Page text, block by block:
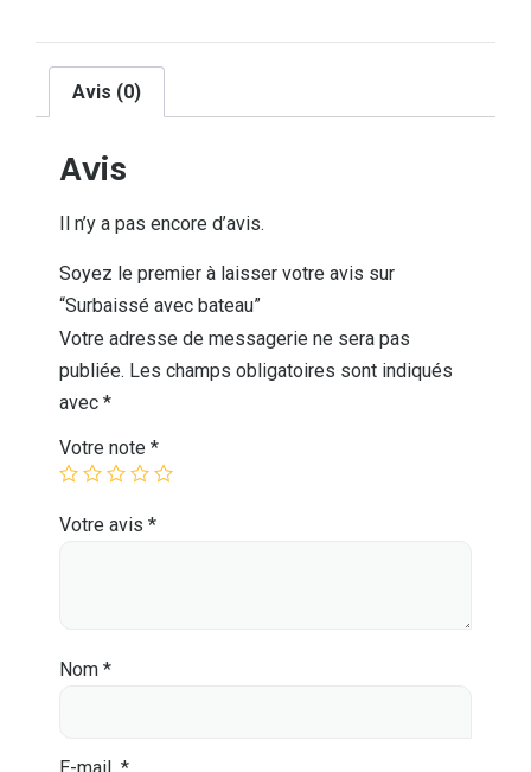
Avis (0)
Avis
Il n’y a pas encore d’avis.
Soyez le premier à laisser votre avis sur
“Surbaissé avec bateau”
Votre adresse de messagerie ne sera pas
publiée. Les champs obligatoires sont indiqués
avec *
Votre note *
Votre avis *
Nom *